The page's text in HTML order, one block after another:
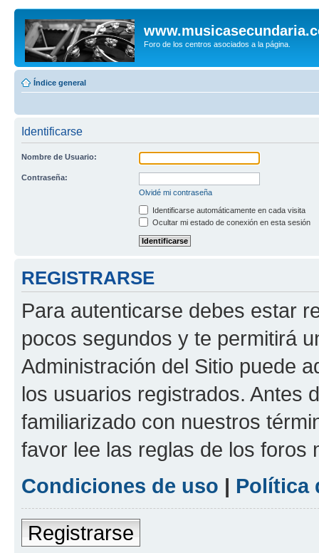
Foro de los centros asociados a la página.
Índice general
Identificarse
Nombre de Usuario:
Contraseña:
Olvidé mi contraseña
Identificarse automáticamente en cada visita
Ocultar mi estado de conexión en esta sesión
REGISTRARSE
Para autenticarse debes estar
pocos segundos y te permitirá
Administración del Sitio puede
los usuarios registrados. Antes
familiarizado con nuestros
favor lee las reglas de los foros
Condiciones de uso | Política
Registrarse